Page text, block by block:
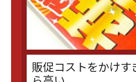
販促コストをかけす